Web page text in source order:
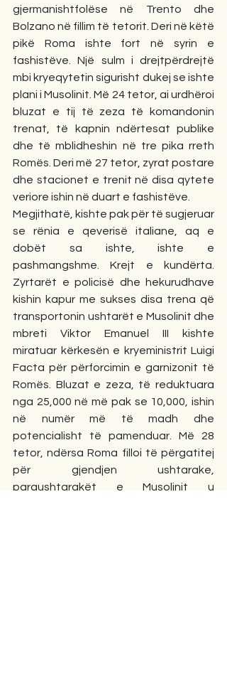
gjermanishtfolëse në Trento dhe
Bolzano në fillim të tetorit. Deri në këtë
pikë Roma ishte fort në syrin e
fashistëve. Një sulm i drejtpërdrejtë
mbi kryeqytetin sigurisht dukej se ishte
plani i Musolinit. Më 24 tetor, ai urdhëroi
bluzat e tij të zeza të komandonin
trenat, të kapnin ndërtesat publike
dhe të mblidheshin në tre pika rreth
Romës. Deri më 27 tetor, zyrat postare
dhe stacionet e trenit në disa qytete
veriore ishin në duart e fashistëve.
Megjithatë, kishte pak për të sugjeruar
se rënia e qeverisë italiane, aq e
dobët sa ishte, ishte e
pashmangshme. Krejt e kundërta.
Zyrtarët e policisë dhe hekurudhave
kishin kapur me sukses disa trena që
transportonin ushtarët e Musolinit dhe
mbreti Viktor Emanuel III kishte
miratuar kërkesën e kryeministrit Luigi
Facta për përforcimin e garnizonit të
Romës. Bluzat e zeza, të reduktuara
nga 25,000 në më pak se 10,000, ishin
në numër më të madh dhe
potencialisht të pamenduar. Më 28
tetor, ndërsa Roma filloi të përgatitej
për gjendjen ushtarake,
paraushtarakët e Musolinit u